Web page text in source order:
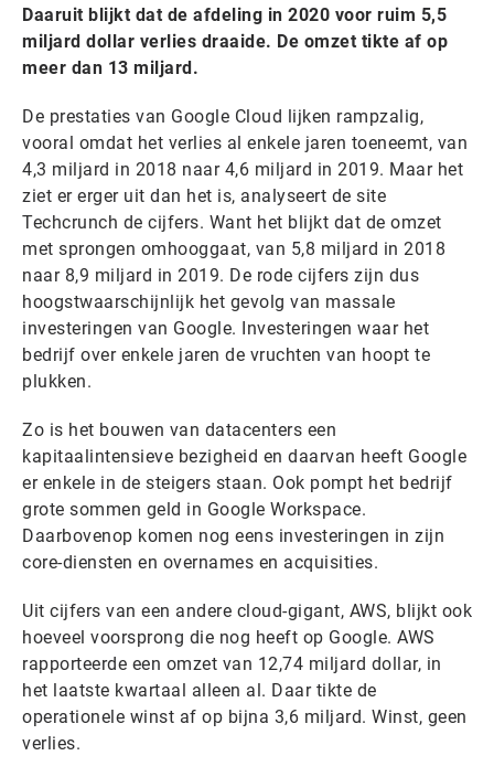
Daaruit blijkt dat de afdeling in 2020 voor ruim 5,5
miljard dollar verlies draaide. De omzet tikte af op
meer dan 13 miljard.
De prestaties van Google Cloud lijken rampzalig,
vooral omdat het verlies al enkele jaren toeneemt, van
4,3 miljard in 2018 naar 4,6 miljard in 2019. Maar het
ziet er erger uit dan het is, analyseert de site
Techcrunch de cijfers. Want het blijkt dat de omzet
met sprongen omhooggaat, van 5,8 miljard in 2018
naar 8,9 miljard in 2019. De rode cijfers zijn dus
hoogstwaarschijnlijk het gevolg van massale
investeringen van Google. Investeringen waar het
bedrijf over enkele jaren de vruchten van hoopt te
plukken.
Zo is het bouwen van datacenters een
kapitaalintensieve bezigheid en daarvan heeft Google
er enkele in de steigers staan. Ook pompt het bedrijf
grote sommen geld in Google Workspace.
Daarbovenop komen nog eens investeringen in zijn
core-diensten en overnames en acquisities.
Uit cijfers van een andere cloud-gigant, AWS, blijkt ook
hoeveel voorsprong die nog heeft op Google. AWS
rapporteerde een omzet van 12,74 miljard dollar, in
het laatste kwartaal alleen al. Daar tikte de
operationele winst af op bijna 3,6 miljard. Winst, geen
verlies.